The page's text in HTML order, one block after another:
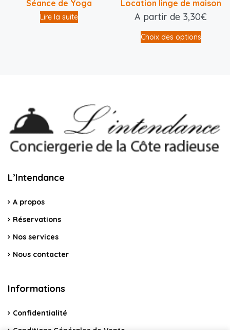
Séance de Yoga
Lire la suite
Location linge de maison
A partir de 3,30€
Choix des options
L’Intendance
A propos
Réservations
Nos services
Nous contacter
Informations
Confidentialité